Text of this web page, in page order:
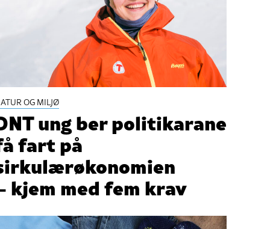
OG MILJØ
ung ber politikarane
fart på
kjem med fem krav